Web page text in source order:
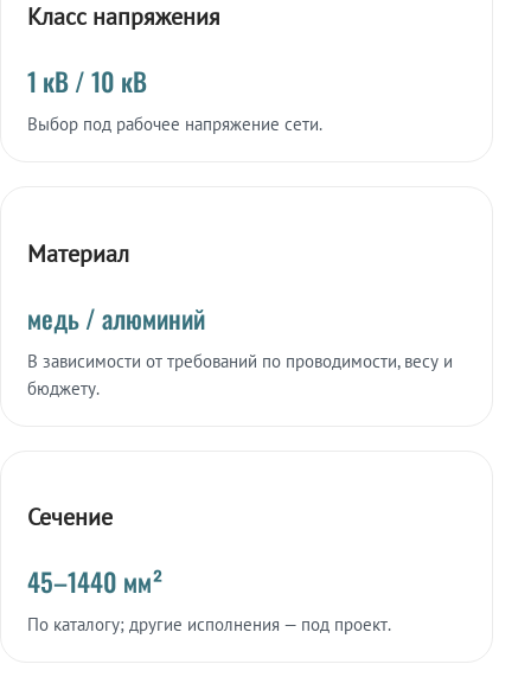
Класс напряжения
1 кВ / 10 кВ
Выбор под рабочее напряжение сети.
Материал
медь / алюминий
В зависимости от требований по проводимости, весу и
бюджету.
Сечение
45–1440 мм²
По каталогу; другие исполнения — под проект.